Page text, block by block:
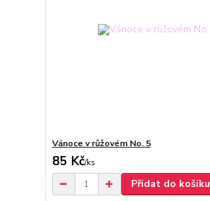
Vánoce v růžovém No. 5
85 Kč/ks
Přidat do košíku